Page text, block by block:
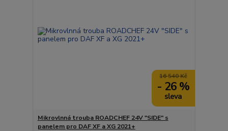
16 540 Kč
- 26 %
Mikrovlnná trouba ROADCHEF 24V "SIDE" s
panelem pro DAF XF a XG 2021+